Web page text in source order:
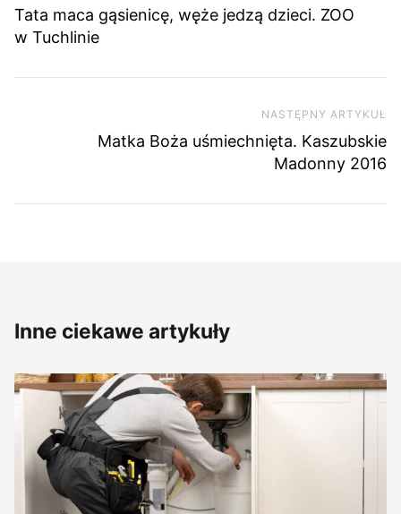
Tata maca gąsienicę, węże jedzą dzieci. ZOO
w Tuchlinie
NASTĘPNY ARTYKUŁ
Matka Boża uśmiechnięta. Kaszubskie
Madonny 2016
Inne ciekawe artykuły